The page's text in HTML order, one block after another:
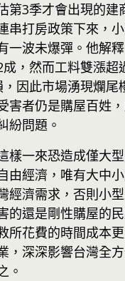
第3季才會出現的建
串打房政策下來，
一波未爆彈。他解
，然而工料雙漲超
因此市場湧現爛尾
害者仍是購屋百姓
紛問題。
樣一來恐造成僅大
由經濟，唯有大中
經濟需求，否則小
的還是剛性購屋的
所花費的時間成本
，深深影響台灣全
。